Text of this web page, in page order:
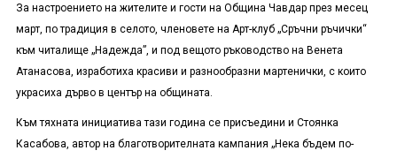
За настроението на жителите и гости на Община Чавдар през месец
март, по традиция в селото, членовете на Арт-клуб „Сръчни ръчички“
към читалище „Надежда”, и под вещото ръководство на Венета
Атанасова, изработиха красиви и разнообразни мартенички, с които
украсиха дърво в център на общината.
Към тяхната инициатива тази година се присъедини и Стоянка
Касабова, автор на благотворителната кампания „Нека бъдем по-